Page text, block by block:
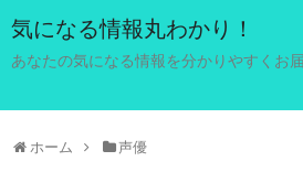
気になる情報丸わかり！
あなたの気になる情報を分かりやすくお届
ホーム 声優